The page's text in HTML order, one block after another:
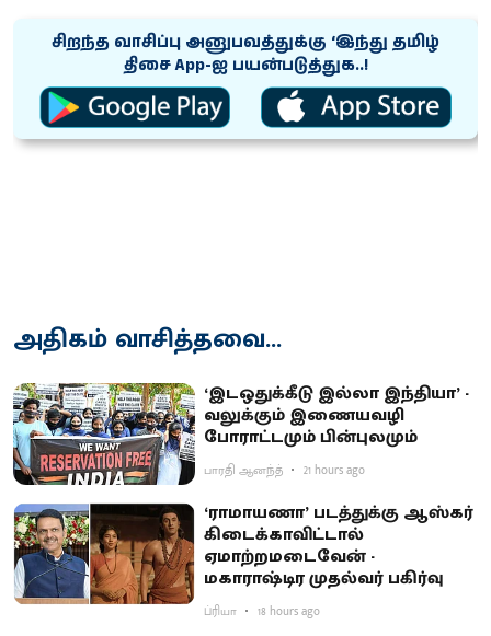
சிறந்த வாசிப்பு அனுபவத்துக்கு ‘இந்து தமிழ்
திசை App-ஐ பயன்படுத்துக..!
அதிகம் வாசித்தவை...
‘இடஒதுக்கீடு இல்லா இந்தியா’ -
வலுக்கும் இணையவழி
போராட்டமும் பின்புலமும்
பாரதி ஆனந்த் 21 hours ago
‘ராமாயணா’ படத்துக்கு ஆஸ்கர்
கிடைக்காவிட்டால்
ஏமாற்றமடைவேன் -
மகாராஷ்டிர முதல்வர் பகிர்வு
ப்ரியா 18 hours ago